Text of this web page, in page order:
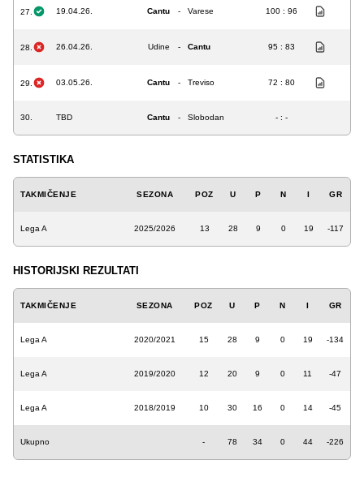
27. 19.04.26. Cantu - Varese 100 : 96
28. 26.04.26. Udine - Cantu 95 : 83
29. 03.05.26. Cantu - Treviso 72 : 80
30. TBD Cantu - Slobodan - : -
STATISTIKA
TAKMIČENJE SEZONA POZ U P N I GR
Lega A 2025/2026 13 28 9 0 19 -117
HISTORIJSKI REZULTATI
TAKMIČENJE SEZONA POZ U P N I GR
Lega A 2020/2021 15 28 9 0 19 -134
Lega A 2019/2020 12 20 9 0 11 -47
Lega A 2018/2019 10 30 16 0 14 -45
Ukupno - 78 34 0 44 -226